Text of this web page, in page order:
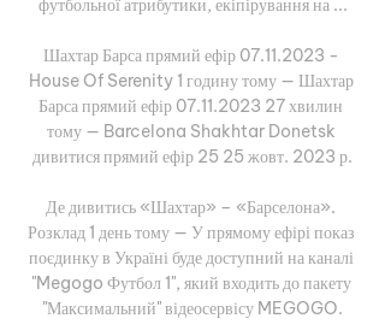
футбольної атрибутики, екіпірування на ...
Шахтар Барса прямий ефір 07.11.2023 -
House Of Serenity 1 годину тому — Шахтар
Барса прямий ефір 07.11.2023 27 хвилин
тому — Barcelona Shakhtar Donetsk
дивитися прямий ефір 25 25 жовт. 2023 р.
Де дивитись «Шахтар» – «Барселона».
Розклад 1 день тому — У прямому ефірі показ
поєдинку в Україні буде доступний на каналі
"Megogo Футбол 1", який входить до пакету
"Максимальний" відеосервісу MEGOGO.